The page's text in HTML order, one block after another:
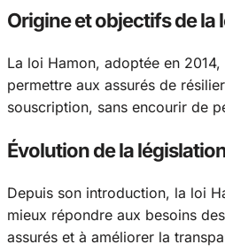
Origine et objectifs de la
La loi Hamon, adoptée en
permettre aux assurés de
souscription, sans encourir de
Évolution de la
Depuis son introduction, la loi
mieux répondre aux besoins
assurés et à améliorer la